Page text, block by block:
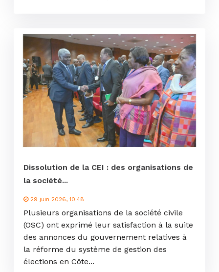
Dissolution de la CEI : des organisations de
la société...
29 juin 2026, 10:48
Plusieurs organisations de la société civile
(OSC) ont exprimé leur satisfaction à la suite
des annonces du gouvernement relatives à
la réforme du système de gestion des
élections en Côte...